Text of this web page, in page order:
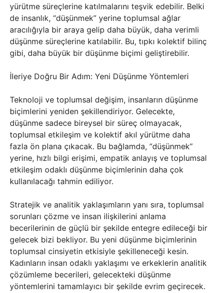
yürütme süreçlerine katılmalarını teşvik edebilir. Belki
de insanlık, “düşünmek” yerine toplumsal ağlar
aracılığıyla bir araya gelip daha büyük, daha verimli
düşünme süreçlerine katılabilir. Bu, tıpkı kolektif bilinç
gibi, daha büyük bir düşünme biçimi geliştirebilir.
İleriye Doğru Bir Adım: Yeni Düşünme Yöntemleri
Teknoloji ve toplumsal değişim, insanların düşünme
biçimlerini yeniden şekillendiriyor. Gelecekte,
düşünme sadece bireysel bir süreç olmayacak,
toplumsal etkileşim ve kolektif akıl yürütme daha
fazla ön plana çıkacak. Bu bağlamda, “düşünmek”
yerine, hızlı bilgi erişimi, empatik anlayış ve toplumsal
etkileşim odaklı düşünme biçimlerinin daha çok
kullanılacağı tahmin ediliyor.
Stratejik ve analitik yaklaşımların yanı sıra, toplumsal
sorunları çözme ve insan ilişkilerini anlama
becerilerinin de güçlü bir şekilde entegre edileceği bir
gelecek bizi bekliyor. Bu yeni düşünme biçimlerinin
toplumsal cinsiyetin etkisiyle şekilleneceği kesin.
Kadınların insan odaklı yaklaşımı ve erkeklerin analitik
çözümleme becerileri, gelecekteki düşünme
yöntemlerini tamamlayıcı bir şekilde evrim geçirecek.